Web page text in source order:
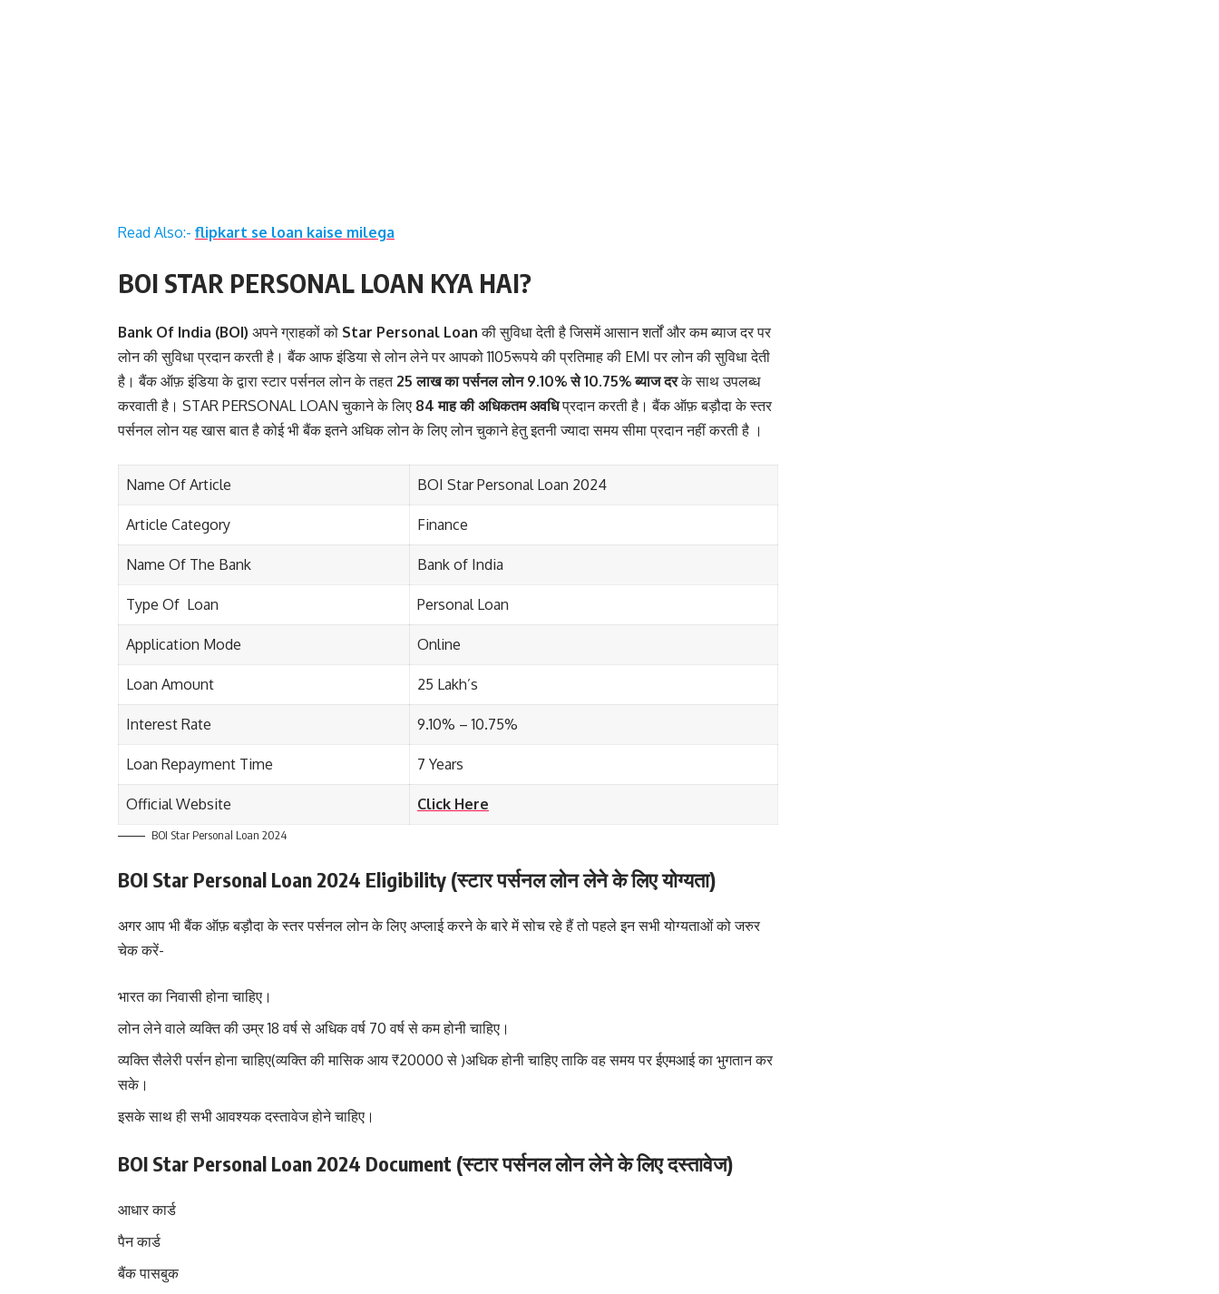
Read Also:- flipkart se loan kaise milega
BOI STAR PERSONAL LOAN KYA HAI?
Bank Of India (BOI) अपने ग्राहकों को Star Personal Loan की सुविधा देती है जिसमें आसान शर्तों और कम ब्याज दर पर
लोन की सुविधा प्रदान करती है। बैंक आफ इंडिया से लोन लेने पर आपको 1105रूपये की प्रतिमाह की EMI पर लोन की सुविधा देती
है। बैंक ऑफ़ इंडिया के द्वारा स्टार पर्सनल लोन के तहत25 लाख का पर्सनल लोन 9.10% से 10.75% ब्याज दरके साथ उपलब्ध
करवाती है। STAR PERSONAL LOAN चुकाने के लिए 84 माह की अधिकतम अवधिप्रदान करती है। बैंक ऑफ़ बड़ौदा के स्तर
पर्सनल लोन यह खास बात है कोई भी बैंक इतने अधिक लोन के लिए लोन चुकाने हेतु इतनी ज्यादा समय सीमा प्रदान नहीं करती है ।
Name Of Article BOI Star Personal Loan 2024
Article Category Finance
Name Of The Bank Bank of India
Type Of Loan Personal Loan
Application Mode Online
Loan Amount 25 Lakh’s
Interest Rate 9.10% – 10.75%
Loan Repayment Time 7 Years
Official Website Click Here
BOI Star Personal Loan 2024
BOI Star Personal Loan 2024 Eligibility (स्टार पर्सनल लोन लेने के लिए योग्यता)
अगर आप भी बैंक ऑफ़ बड़ौदा के स्तर पर्सनल लोन के लिए अप्लाई करने के बारे में सोच रहे हैं तो पहले इन सभी योग्यताओं को जरुर
चेक करें-
भारत का निवासी होना चाहिए।
लोन लेने वाले व्यक्ति की उम्र 18 वर्ष से अधिक वर्ष 70 वर्ष से कम होनी चाहिए।
व्यक्ति सैलेरी पर्सन होना चाहिए(व्यक्ति की मासिक आय ₹20000 से )अधिक होनी चाहिए ताकि वह समय पर ईएमआई का भुगतान कर
सके।
इसके साथ ही सभी आवश्यक दस्तावेज होने चाहिए।
BOI Star Personal Loan 2024 Document (स्टार पर्सनल लोन लेने के लिए दस्तावेज)
आधार कार्ड
पैन कार्ड
बैंक पासबुक